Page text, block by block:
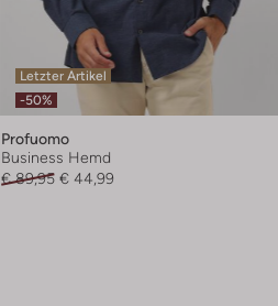
Letzter Artikel
-50%
Profuomo
Business Hemd
€ 89,95 € 44,99